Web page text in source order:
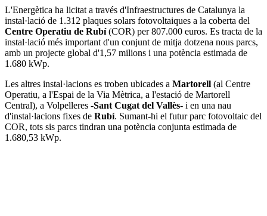
L'Energètica ha licitat a través d'Infraestructures de Catalunya la
instal·lació de 1.312 plaques solars fotovoltaiques a la coberta del
Centre Operatiu de Rubí(COR) per 807.000 euros. Es tracta de la
instal·lació més important d'un conjunt de mitja dotzena nous parcs,
amb un projecte global d'1,57 milions i una potència estimada de
1.680 kWp.
Les altres instal·lacions es troben ubicades a Martorell (al Centre
Operatiu, a l'Espai de la Via Mètrica, a l'estació de Martorell
Central), a Volpelleres -Sant Cugat del Vallès- i en una nau
d'instal·lacions fixes de Rubí. Sumant-hi el futur parc fotovoltaic del
COR, tots sis parcs tindran una potència conjunta estimada de
1.680,53 kWp.